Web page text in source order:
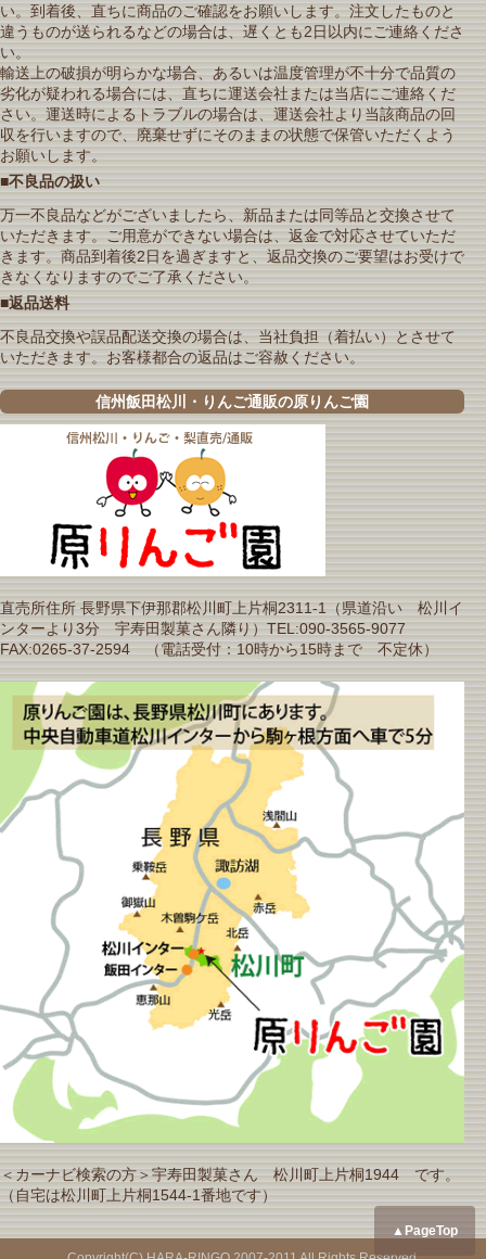
い。到着後、直ちに商品のご確認をお願いします。注文したものと
違うものが送られるなどの場合は、遅くとも2日以内にご連絡くださ
い。
輸送上の破損が明らかな場合、あるいは温度管理が不十分で品質の
劣化が疑われる場合には、直ちに運送会社または当店にご連絡くだ
さい。運送時によるトラブルの場合は、運送会社より当該商品の回
収を行いますので、廃棄せずにそのままの状態で保管いただくよう
お願いします。
■不良品の扱い
万一不良品などがございましたら、新品または同等品と交換させて
いただきます。ご用意ができない場合は、返金で対応させていただ
きます。商品到着後2日を過ぎますと、返品交換のご要望はお受けで
きなくなりますのでご了承ください。
■返品送料
不良品交換や誤品配送交換の場合は、当社負担（着払い）とさせて
いただきます。お客様都合の返品はご容赦ください。
信州飯田松川・りんご通販の原りんご園
直売所住所 長野県下伊那郡松川町上片桐2311-1（県道沿い 松川イ
ンターより3分 宇寿田製菓さん隣り）TEL:090-3565-9077
FAX:0265-37-2594 （電話受付：10時から15時まで 不定休）
＜カーナビ検索の方＞宇寿田製菓さん 松川町上片桐1944 です。
（自宅は松川町上片桐1544-1番地です）
▲PageTop